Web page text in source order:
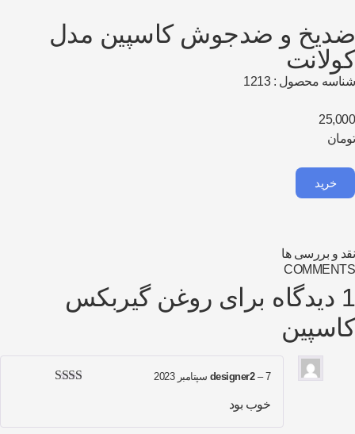
و ضدجوش کاسپین مدل
محصول : 1213
خرید
و بررسی ها
روغن گیربکس
designer2–
خوب بود